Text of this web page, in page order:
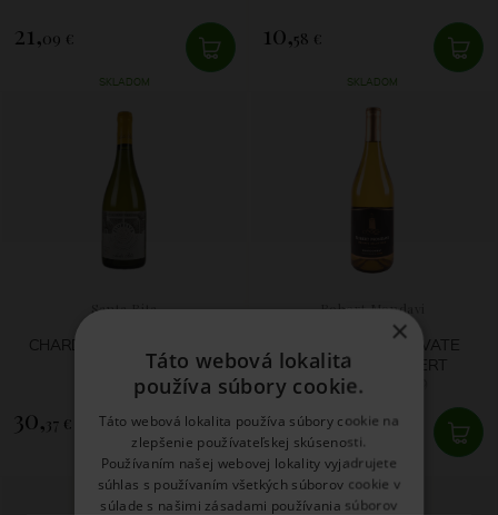
21,09 €
SKLADOM
10,58 €
SKLADOM
Santa Rita
CHARDONNAY FLORESTA
30, 37 €
SKLADOM
Robert Mondavi
CHARDONNAY PRIVATE
SELECTION ROBERT
MONDAVI 2019
19,26 €
SKLADOM
×
Táto webová lokalita
používa súbory cookie.
Táto webová lokalita používa súbory cookie na
zlepšenie používateľskej skúsenosti.
Používaním našej webovej lokality vyjadrujete
súhlas s používaním všetkých súborov cookie v
súlade s našimi zásadami používania súborov